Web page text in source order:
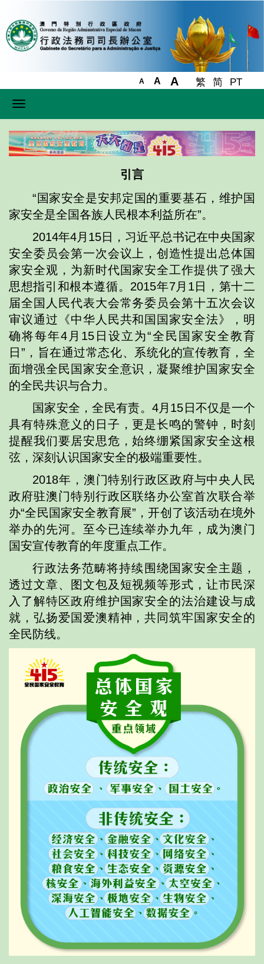
A A A 繁 简 PT
Toggle
引言
“国家安全是安邦定国的重要基石，维护国
家安全是全国各族人民根本利益所在”。
2014年4月15日，习近平总书记在中央国家
安全委员会第一次会议上，创造性提出总体国
家安全观，为新时代国家安全工作提供了强大
思想指引和根本遵循。2015年7月1日，第十二
届全国人民代表大会常务委员会第十五次会议
审议通过《中华人民共和国国家安全法》，明
确将每年4月15日设立为“全民国家安全教育
日”，旨在通过常态化、系统化的宣传教育，全
面增强全民国家安全意识，凝聚维护国家安全
的全民共识与合力。
国家安全，全民有责。4月15日不仅是一个
具有特殊意义的日子，更是长鸣的警钟，时刻
提醒我们要居安思危，始终绷紧国家安全这根
弦，深刻认识国家安全的极端重要性。
2018年，澳门特别行政区政府与中央人民
政府驻澳门特别行政区联络办公室首次联合举
办“全民国家安全教育展”，开创了该活动在境外
举办的先河。至今已连续举办九年，成为澳门
国安宣传教育的年度重点工作。
行政法务范畴将持续围绕国家安全主题，
透过文章、图文包及短视频等形式，让市民深
入了解特区政府维护国家安全的法治建设与成
就，弘扬爱国爱澳精神，共同筑牢国家安全的
全民防线。